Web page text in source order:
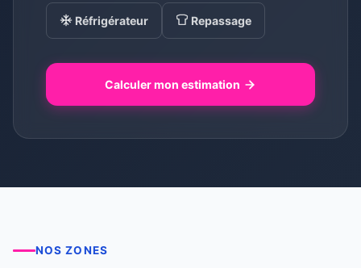
Réfrigérateur Repassage
Calculer mon estimation
NOS ZONES